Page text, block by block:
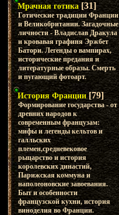
Мрачная готика [31]
Готические традиции Франции
и Великобритании. Загадочные
личности - Владислав Дракула
и кровавая графиня Эржбет
Батори. Легенды о вампирах,
исторические предания и
литературные образы. Смерть
и пугающий фотоарт.
История Франции [79]
Формирование государства - от
древних народов к
современным французам:
мифы и легенды кельтов и
галльских
племен,средневековое
рыцарство и история
королевских династий,
Парижская коммуна и
наполеоновские завоевания.
Быт и особенности
французской кухни, история
виноделия во Франции.